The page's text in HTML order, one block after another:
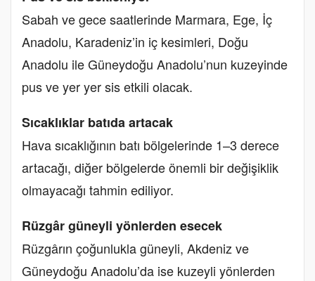
Sabah ve gece saatlerinde Marmara, Ege, İç
Anadolu, Karadeniz’in iç kesimleri, Doğu
Anadolu ile Güneydoğu Anadolu’nun kuzeyinde
pus ve yer yer sis etkili olacak.
Sıcaklıklar batıda artacak
Hava sıcaklığının batı bölgelerinde 1–3 derece
artacağı, diğer bölgelerde önemli bir değişiklik
olmayacağı tahmin ediliyor.
Rüzgâr güneyli yönlerden esecek
Rüzgârın çoğunlukla güneyli, Akdeniz ve
Güneydoğu Anadolu’da ise kuzeyli yönlerden